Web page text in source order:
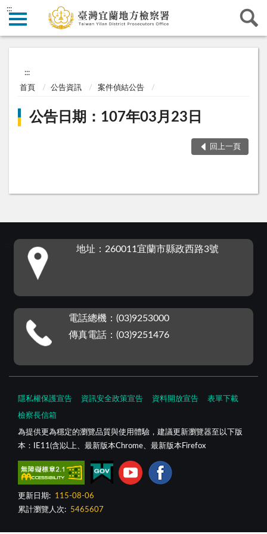
:::
:::
首頁 公告資訊 案件偵結公告
公告日期：107年03月23日
回上一頁
地址：260011宜蘭市縣政西路3號
電話總機：(03)9253000
傳真電話：(03)9251476
隱私權保護宣告 資訊安全政策宣告 資料開放宣告 表單下載
檢察長信箱
為提供更為穩定的瀏覽品質與使用體驗，建議更新瀏覽器至以下版
本：IE11(含)以上、最新版本Chrome、最新版本Firefox
更新日期:
115-08-06
累計瀏覽人次:
5465607